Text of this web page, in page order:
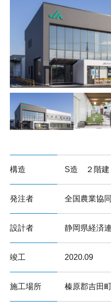
協力会社の皆様へ
お問い合わせ
サイトマップ
構造 S造 ２階建
発注者 全国農業協
設計者 静岡県経済
竣工 2020.09
施工場所 榛原郡吉田